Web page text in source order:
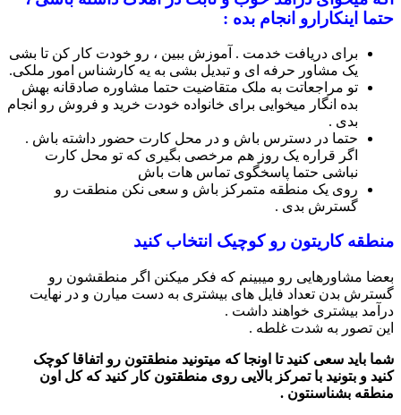
حتما اینکارارو انجام بده :
برای دریافت خدمت . آموزش ببین ، رو خودت کار کن تا بشی
یک مشاور حرفه ای و تبدیل بشی به یه کارشناس امور ملکی.
تو مراجعاتت به ملک متقاضیت حتما مشاوره صادقانه بهش
بده انگار میخوایی برای خانواده خودت خرید و فروش رو انجام
بدی .
حتما در دسترس باش و در محل کارت حضور داشته باش .
اگر قراره یک روز هم مرخصی بگیری که تو محل کارت
نباشی حتما پاسخگوی تماس هات باش
روی یک منطقه متمرکز باش و سعی نکن منطقت رو
گسترش بدی .
منطقه کاریتون رو کوچیک انتخاب کنید
بعضا مشاورهایی رو میبینم که فکر میکنن اگر منطقشون رو
گسترش بدن تعداد فایل های بیشتری به دست میارن و در نهایت
درآمد بیشتری خواهند داشت .
این تصور به شدت غلطه .
شما باید سعی کنید تا اونجا که میتونید منطقتون رو اتفاقا کوچک
کنید و بتونید با تمرکز بالایی روی منطقتون کار کنید که کل اون
منطقه بشناسنتون .